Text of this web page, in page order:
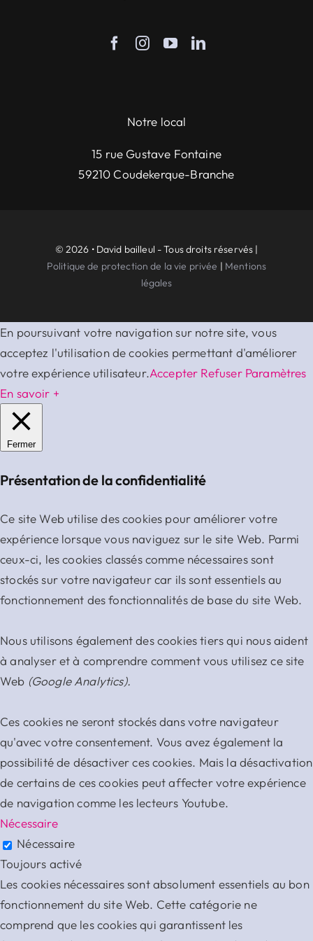
Notre local
15 rue Gustave Fontaine
59210 Coudekerque-Branche
© 2026 • David bailleul - Tous droits réservés |
Politique de protection de la vie privée | Mentions
légales
En poursuivant votre navigation sur notre site, vous
acceptez l'utilisation de cookies permettant d'améliorer
votre expérience utilisateur.Accepter Refuser Paramètres
En savoir +
Fermer
Présentation de la confidentialité
Ce site Web utilise des cookies pour améliorer votre
expérience lorsque vous naviguez sur le site Web. Parmi
ceux-ci, les cookies classés comme nécessaires sont
stockés sur votre navigateur car ils sont essentiels au
fonctionnement des fonctionnalités de base du site Web.
Nous utilisons également des cookies tiers qui nous aident
à analyser et à comprendre comment vous utilisez ce site
Web (Google Analytics).
Ces cookies ne seront stockés dans votre navigateur
qu'avec votre consentement. Vous avez également la
possibilité de désactiver ces cookies. Mais la désactivation
de certains de ces cookies peut affecter votre expérience
de navigation comme les lecteurs Youtube.
Nécessaire
Nécessaire
Toujours activé
Les cookies nécessaires sont absolument essentiels au bon
fonctionnement du site Web. Cette catégorie ne
comprend que les cookies qui garantissent les